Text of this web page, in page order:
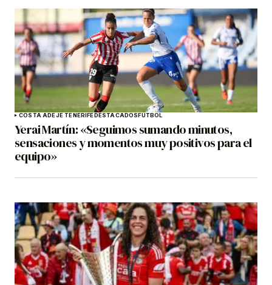
COSTA ADEJE TENERIFEDESTACADOSFÚTBOL
Yerai Martín: «Seguimos sumando minutos,
sensaciones y momentos muy positivos para el
equipo»